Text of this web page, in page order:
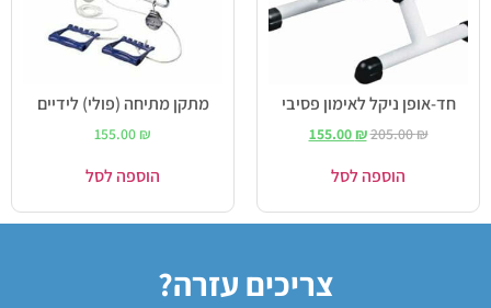
חד-אופן ניקל לאימון פסיבי
205.00₪
155.00₪
הוספה לסל
מתקן מתיחה (פולי) לידיים
155.00 ₪
הוספה לסל
צריכים עזרה?